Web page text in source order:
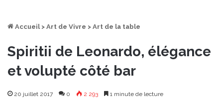
Accueil > Art de Vivre > Art de la table
Spiritii de Leonardo, élégance
et volupté côté bar
20 juillet 2017 0 2 293 1 minute de lecture